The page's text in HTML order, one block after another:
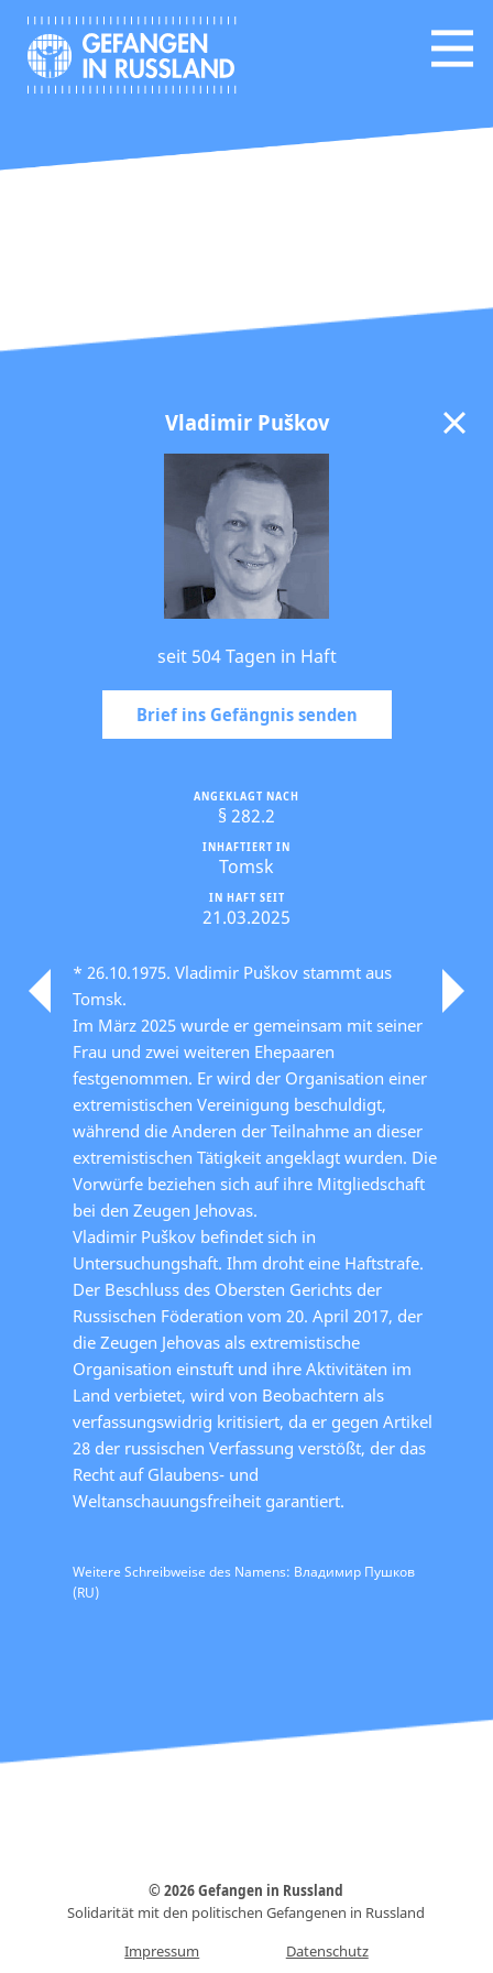
Vladimir Puškov
seit 504 Tagen in Haft
Brief ins Gefängnis senden
IN HAFT SEIT
21.03.2025
INHAFTIERT IN
Tomsk
ANGEKLAGT NACH
§ 282.2
* 26.10.1975. Vladimir Puškov stammt aus
Tomsk.
Im März 2025 wurde er gemeinsam mit seiner
Frau und zwei weiteren Ehepaaren
festgenommen. Er wird der Organisation einer
extremistischen Vereinigung beschuldigt,
während die Anderen der Teilnahme an dieser
extremistischen Tätigkeit angeklagt wurden. Die
Vorwürfe beziehen sich auf ihre Mitgliedschaft
bei den Zeugen Jehovas.
Vladimir Puškov befindet sich in
Untersuchungshaft. Ihm droht eine Haftstrafe.
Der Beschluss des Obersten Gerichts der
Russischen Föderation vom 20. April 2017, der
die Zeugen Jehovas als extremistische
Organisation einstuft und ihre Aktivitäten im
Land verbietet, wird von Beobachtern als
verfassungswidrig kritisiert, da er gegen Artikel
28 der russischen Verfassung verstößt, der das
Recht auf Glaubens- und
Weltanschauungsfreiheit garantiert.
Weitere Schreibweise des Namens: Владимир Пушков
(RU)
© 2026 Gefangen in Russland
Solidarität mit den politischen Gefangenen in Russland
Impressum
Datenschutz